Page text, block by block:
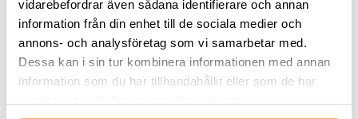
vidarebefordrar även sådana identifierare och annan
information från din enhet till de sociala medier och
annons- och analysföretag som vi samarbetar med.
Dessa kan i sin tur kombinera informationen med annan
information som du har tillhandahållit eller som de har
Teckningsoptioner av serie 2023/2026 har utnyttjats
till fullo under perioden vilket har tillfört 67,4 mkr.
Genom utnyttjandet av teckningsoptionerna ökade
antalet aktier med totalt 1 912 349 st.